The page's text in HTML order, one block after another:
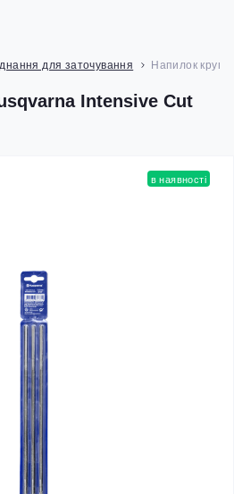
для заточування Напилок
Intensive Cut
в наявності